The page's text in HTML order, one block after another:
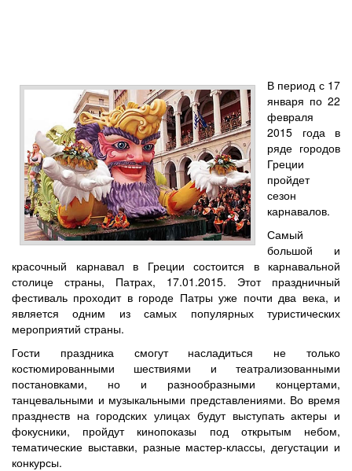
В период с 17
января по 22
февраля
2015 года в
ряде городов
Греции
пройдет
сезон
карнавалов.
Самый
большой и
красочный карнавал в Греции состоится в карнавальной
столице страны, Патрах, 17.01.2015. Этот праздничный
фестиваль проходит в городе Патры уже почти два века, и
является одним из самых популярных туристических
мероприятий страны.
Гости праздника смогут насладиться не только
костюмированными шествиями и театрализованными
постановками, но и разнообразными концертами,
танцевальными и музыкальными представлениями. Во время
празднеств на городских улицах будут выступать актеры и
фокусники, пройдут кинопоказы под открытым небом,
тематические выставки, разные мастер-классы, дегустации и
конкурсы.